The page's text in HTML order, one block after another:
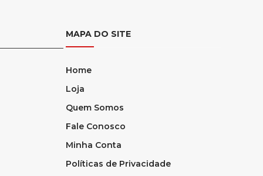
MAPA DO SITE
Home
Loja
Quem Somos
Fale Conosco
Minha Conta
Políticas de Privacidade